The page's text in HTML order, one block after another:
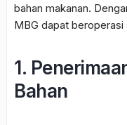
bahan makanan.
MBG dapat
1.
Bahan